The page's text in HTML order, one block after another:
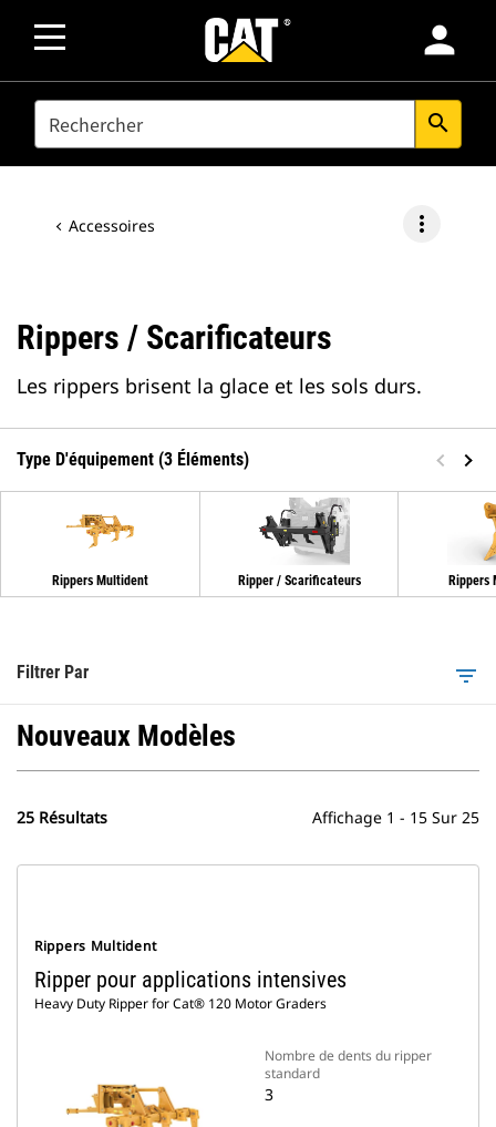
person
SEARCH search
Accessoires more_vert
Rippers / Scarificateurs
Les rippers brisent la glace et les sols durs.
Type D'équipement (3 Éléments)
Rippers Multident Ripper / Scarificateurs Rippers
Filtrer Par filter_list
Nouveaux Modèles
25 Résultats Affichage 1 - 15 Sur 25
Rippers Multident
Ripper pour applications intensives
Heavy Duty Ripper for Cat® 120 Motor Graders
Nombre de dents du ripper
standard
3